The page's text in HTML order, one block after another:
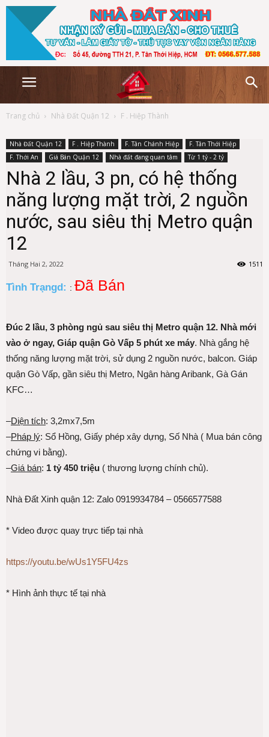
Trang chủ Nhà Đất Quận 12 F . Hiệp Thành
Nhà Đất Quận 12 F . Hiệp Thành F. Tân Chánh Hiệp
F. Tân Thới Hiệp
F. Thới An
Giá Bán Quận 12 Nhà đất đang quan tâm Từ 1 tỷ - 2 tỷ
Nhà 2 lầu, 3 pn, có hệ thống
năng lượng mặt trời, 2 nguồn
nước, sau siêu thị Metro quận
12
Tháng Hai 2, 2022 1511
Tình Trạngd: : Đã Bán
Đúc 2 lầu, 3 phòng ngủ sau siêu thị Metro quận 12. Nhà mới
vào ở ngay, Giáp quận Gò Vấp 5 phút xe máy. Nhà gắng hệ
thống năng lượng mặt trời, sử dụng 2 nguồn nước, balcon. Giáp
quận Gò Vấp, gần siêu thị Metro, Ngân hàng Aribank, Gà Gán
KFC…
–Diện tích: 3,2mx7,5m
–Pháp lý: Sổ Hồng, Giấy phép xây dựng, Số Nhà ( Mua bán công
chứng vi bằng).
–Giá bán: 1 tỷ 450 triệu ( thương lượng chính chủ).
Nhà Đất Xinh quận 12: Zalo 0919934784 – 0566577588
* Video được quay trực tiếp tại nhà
https://youtu.be/wUs1Y5FU4zs
* Hình ảnh thực tế tại nhà